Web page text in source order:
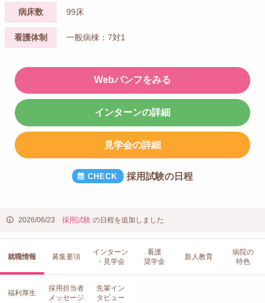
病床数 99床
看護体制 一般病棟：7対1
Webパンフをみる
インターンの詳細
見学会の詳細
採用試験の日程
2026/06/23 採用試験 の日程を追加しました
就職情報 募集要項
インターン
・見学会
看護
奨学金
新人教育
病院の
特色
福利厚生
採用担当者
メッセージ
先輩イン
タビュー